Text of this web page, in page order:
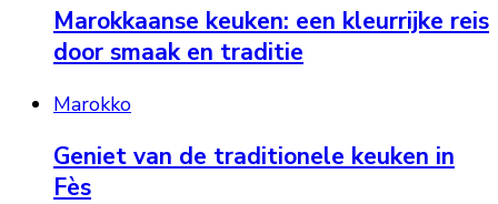
Marokkaanse keuken: een kleurrijke reis
door smaak en traditie
Marokko
Geniet van de traditionele keuken in
Fès